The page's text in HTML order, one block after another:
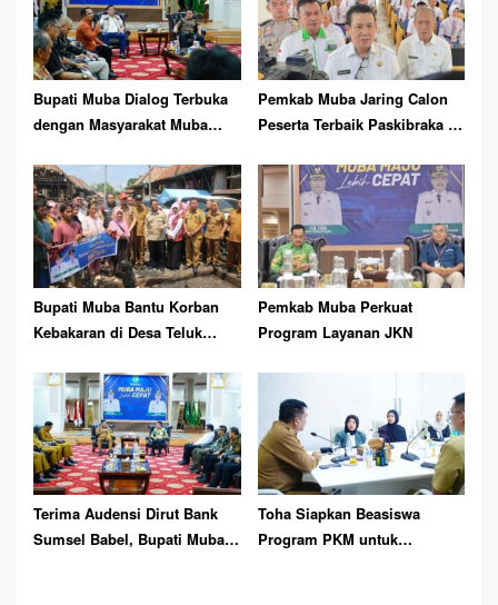
Bupati Muba Dialog Terbuka
dengan Masyarakat Muba
Pemkab Muba Jaring Calon
Peserta Terbaik Paskibraka ke
Bupati Muba Bantu Korban
Kebakaran di Desa Teluk
Pemkab Muba Perkuat
Program Layanan JKN
Terima Audensi Dirut Bank
Sumsel Babel, Bupati Muba
Toha Siapkan Beasiswa
Program PKM untuk